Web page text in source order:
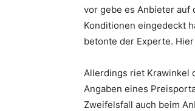
vor gebe es Anbieter auf
Konditionen eingedeckt
betonte der Experte.
Allerdings riet Krawinkel
Angaben eines
Zweifelsfall auch beim